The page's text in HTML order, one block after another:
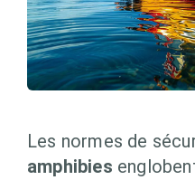
Les normes de
amphibies